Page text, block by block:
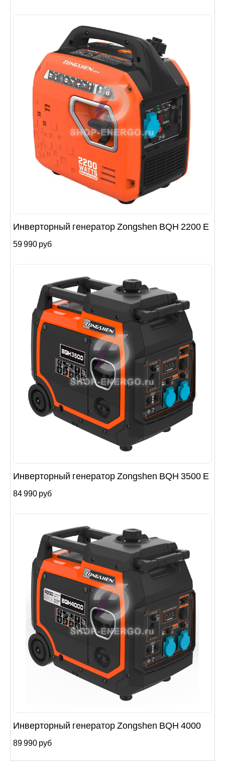
Инверторный генератор Zongshen BQH 2200 E
59 990 руб
Инверторный генератор Zongshen BQH 3500 E
84 990 руб
Инверторный генератор Zongshen BQH 4000
89 990 руб